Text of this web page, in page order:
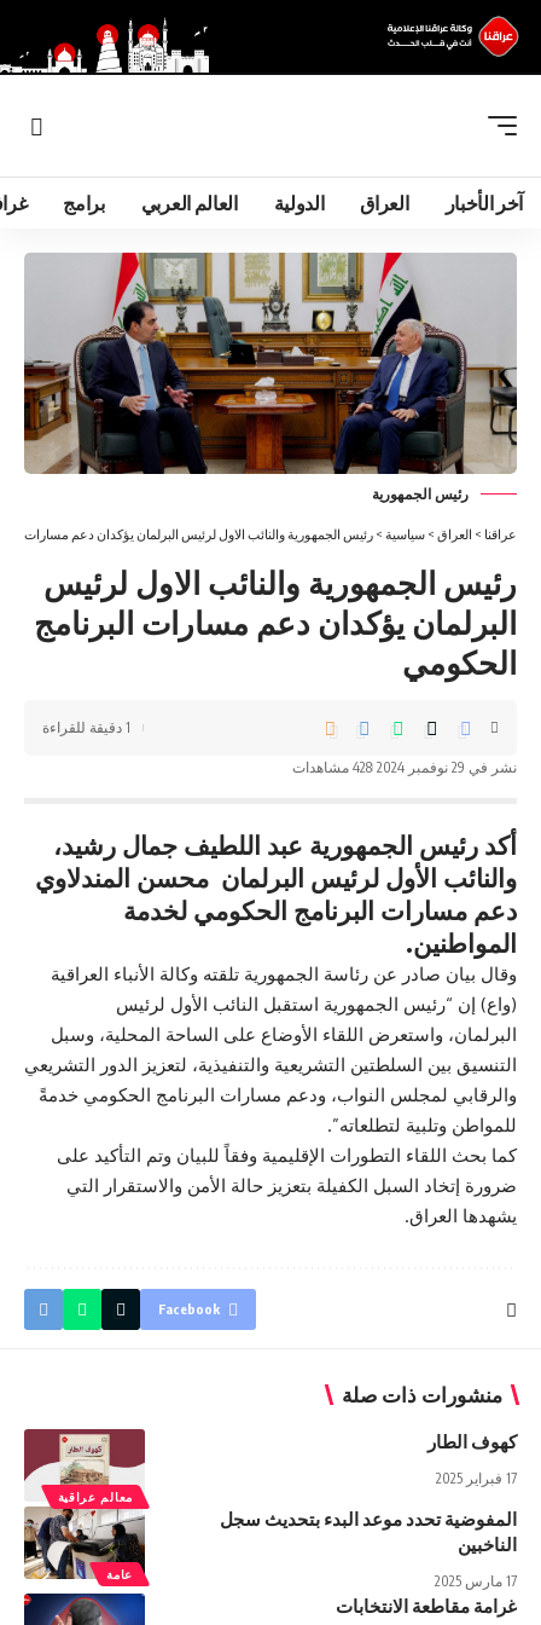
آخر الأخبار العراق الدولية العالم العربي برامج
رئيس الجمهورية
عراقنا > العراق > سياسية > رئيس الجمهورية والنائب الاول لرئيس البرلمان يؤكدان دعم مسارات
رئيس الجمهورية والنائب الاول لرئيس
البرلمان يؤكدان دعم مسارات البرنامج
الحكومي
نشر في 29 نوفمبر 2024 428 مشاهدات
1 دقيقة للقراءة
أكد رئيس الجمهورية عبد اللطيف جمال رشيد،
والنائب الأول لرئيس البرلمان محسن المندلاوي
دعم مسارات البرنامج الحكومي لخدمة
المواطنين.
وقال بيان صادر عن رئاسة الجمهورية تلقته وكالة الأنباء العراقية
(واع) إن “رئيس الجمهورية استقبل النائب الأول لرئيس
البرلمان، واستعرض اللقاء الأوضاع على الساحة المحلية، وسبل
التنسيق بين السلطتين التشريعية والتنفيذية، لتعزيز الدور التشريعي
والرقابي لمجلس النواب، ودعم مسارات البرنامج الحكومي خدمةً
للمواطن وتلبية لتطلعاته”.
كما بحث اللقاء التطورات الإقليمية وفقاً للبيان وتم التأكيد على
ضرورة إتخاد السبل الكفيلة بتعزيز حالة الأمن والاستقرار التي
يشهدها العراق.
Facebook
منشورات ذات صلة
معالم عراقية
كهوف الطار
17 فبراير 2025
عامة
المفوضية تحدد موعد البدء بتحديث سجل
الناخبين
17 مارس 2025
غرامة مقاطعة الانتخابات